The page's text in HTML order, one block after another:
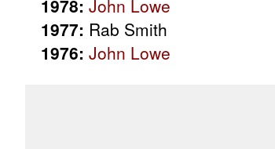
1978: John Lowe
1977: Rab Smith
1976: John Lowe